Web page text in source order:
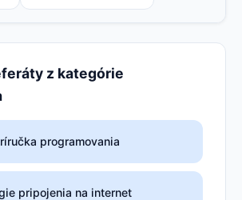
z kategórie
programovania
pripojenia na internet